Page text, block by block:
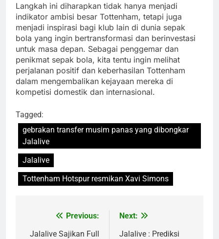
Langkah ini diharapkan tidak hanya menjadi
indikator ambisi besar Tottenham, tetapi juga
menjadi inspirasi bagi klub lain di dunia sepak
bola yang ingin bertransformasi dan berinvestasi
untuk masa depan. Sebagai penggemar dan
penikmat sepak bola, kita tentu ingin melihat
perjalanan positif dan keberhasilan Tottenham
dalam mengembalikan kejayaan mereka di
kompetisi domestik dan internasional.
Tagged:
gebrakan transfer musim panas yang dibongkar
Jalalive
Jalalive
Tottenham Hotspur resmikan Xavi Simons
navigation
Previous:
Jalalive Sajikan Full
Next:
Jalalive : Prediksi